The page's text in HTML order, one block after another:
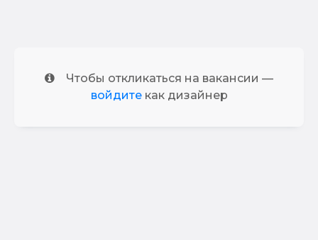
Чтобы откликаться на вакансии —
войдитекак дизайнер